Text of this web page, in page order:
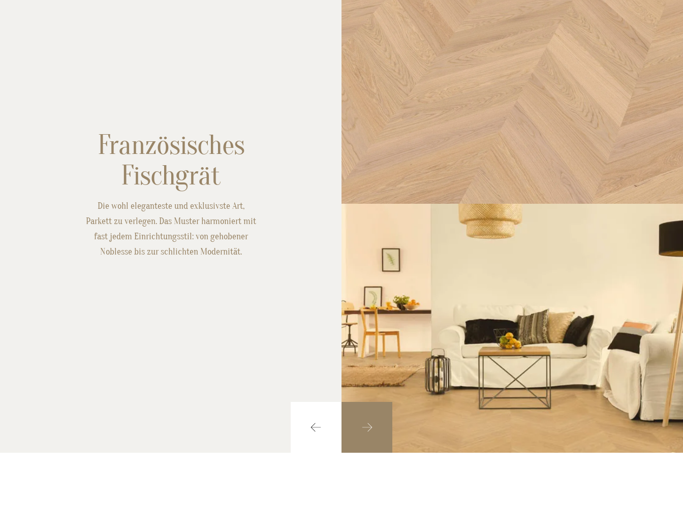
Französisches
Fischgrät
Die wohl eleganteste und exklusivste Art,
Parkett zu verlegen. Das Muster harmoniert mit
fast jedem Einrichtungsstil: von gehobener
Noblesse bis zur schlichten Modernität.